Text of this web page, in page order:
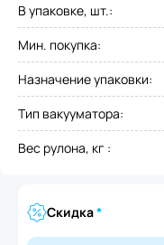
В упаковке, шт.:
Мин. покупка:
Назначение упаковки:
Тип вакууматора:
Вес рулона, кг :
Скидка*